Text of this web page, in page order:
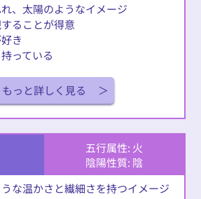
、太陽のようなイメージ
ることが得意
き
っている
もっと詳しく見る
五行属性: 火
陰陽性質: 陰
な温かさと繊細さを持つイメージ